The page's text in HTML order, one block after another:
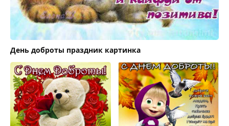
День доброты праздник картинка